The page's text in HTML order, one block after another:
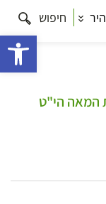
חיפוש
המאה הי"ט